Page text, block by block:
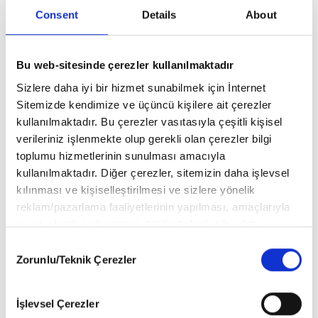
Consent Details About
Bu web-sitesinde çerezler kullanılmaktadır
Sizlere daha iyi bir hizmet sunabilmek için İnternet
Sitemizde kendimize ve üçüncü kişilere ait çerezler
kullanılmaktadır. Bu çerezler vasıtasıyla çeşitli kişisel
verileriniz işlenmekte olup gerekli olan çerezler bilgi
toplumu hizmetlerinin sunulması amacıyla
kullanılmaktadır. Diğer çerezler, sitemizin daha işlevsel
kılınması ve kişiselleştirilmesi ve sizlere yönelik
reklam/pazarlama faaliyetlerinin yapılması, amaçlarıyla
sınırlı olarak açık rızanız dahilinde kullanılacaktır.
vasıtasıyla belirleyebilirsiniz. Çerezlere ilişkin detaylı bilgi
ziyaret edebilirsiniz.
6698 sayılı Kişisel Verilerin Korunması Kanunu uyarınca
Selection
Zorunlu/Teknik Çerezler
İşlevsel Çerezler
BU ÜRÜNLERE DE GÖZ AT